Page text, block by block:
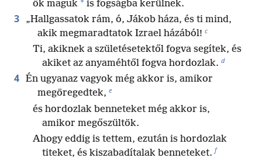
ők maguk * is fogságba kerülnek.
3
„Hallgassatok rám, ó, Jákob háza, és ti mind,
akik megmaradtatok Izrael házából! c
Ti, akiknek a születésetektől fogva segítek, és
akiket az anyaméhtől fogva hordozlak. d
4 Én ugyanaz vagyok még akkor is, amikor
megöregedtek, e
és hordozlak benneteket még akkor is,
amikor megőszültök.
Ahogy eddig is tettem, ezután is hordozlak
titeket, és kiszabadítalak benneteket. f